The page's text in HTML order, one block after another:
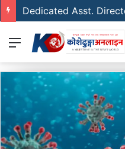
Dedicated Asst.
Menu